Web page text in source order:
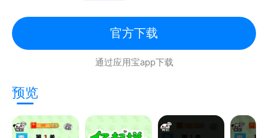
官方下载
通过应用宝app下载
预览